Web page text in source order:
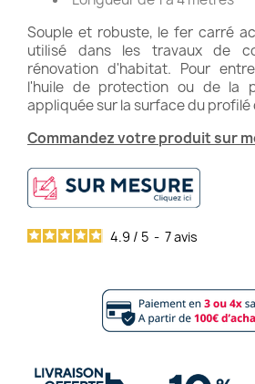
Souple et robuste, le fer carré
utilisé dans les travaux de
rénovation d'habitat. Pour
l'huile de protection ou de la
appliquée sur la surface du profilé
Commandez votre produit sur
4.9 / 5 - 7avis